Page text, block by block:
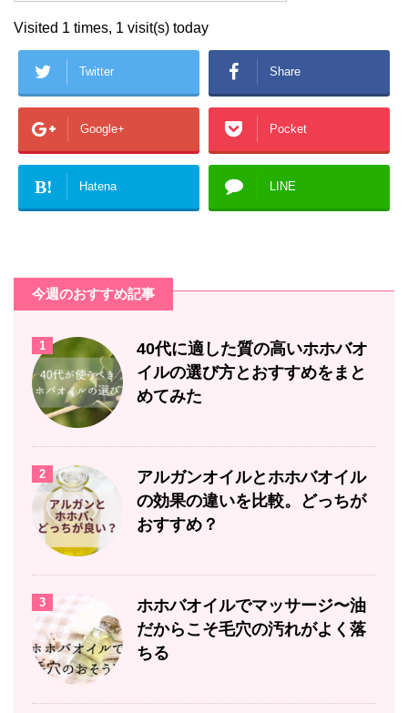
Visited 1 times, 1 visit(s) today
Twitter Share
Google+ Pocket
B! Hatena LINE
今週のおすすめ記事
1
40代に適した質の高いホホバオ
イルの選び方とおすすめをまと
めてみた
2
アルガンオイルとホホバオイル
の効果の違いを比較。どっちが
おすすめ？
3
ホホバオイルでマッサージ〜油
だからこそ毛穴の汚れがよく落
ちる